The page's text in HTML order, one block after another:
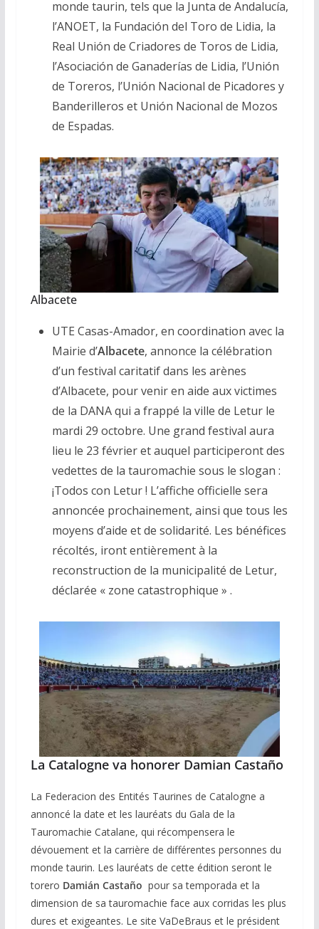
monde taurin, tels que la Junta de Andalucía,
l’ANOET, la Fundación del Toro de Lidia, la
Real Unión de Criadores de Toros de Lidia,
l’Asociación de Ganaderías de Lidia, l’Unión
de Toreros, l’Unión Nacional de Picadores y
Banderilleros et Unión Nacional de Mozos
de Espadas.
Albacete
UTE Casas-Amador, en coordination avec la
Mairie d’Albacete, annonce la célébration
d’un festival caritatif dans les arènes
d’Albacete, pour venir en aide aux victimes
de la DANA qui a frappé la ville de Letur le
mardi 29 octobre. Une grand festival aura
lieu le 23 février et auquel participeront des
vedettes de la tauromachie sous le slogan :
¡Todos con Letur ! L’affiche officielle sera
annoncée prochainement, ainsi que tous les
moyens d’aide et de solidarité. Les bénéfices
récoltés, iront entièrement à la
reconstruction de la municipalité de Letur,
déclarée « zone catastrophique » .
La Catalogne va honorer Damian Castaño
La Federacion des Entités Taurines de Catalogne a
annoncé la date et les lauréats du Gala de la
Tauromachie Catalane, qui récompensera le
dévouement et la carrière de différentes personnes du
monde taurin. Les lauréats de cette édition seront le
torero Damián Castaño pour sa temporada et la
dimension de sa tauromachie face aux corridas les plus
dures et exigeantes. Le site VaDeBraus et le président